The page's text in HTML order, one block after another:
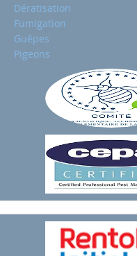
Dératisation
Fumigation
Guêpes
Pigeons